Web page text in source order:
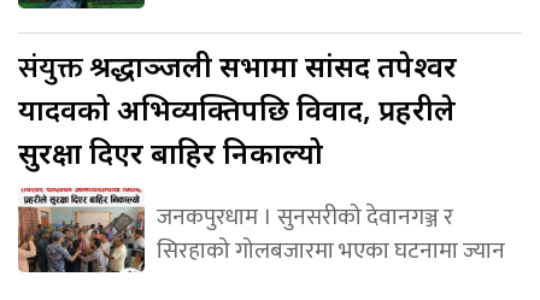
संयुक्तश्रद्धाञ्जली सभामा सांसद तपेश्वर
यादवको अभिव्यक्तिपछि विवाद, प्रहरीले
सुरक्षा दिएर बाहिर निकाल्यो
जनकपुरधाम । सुनसरीको देवानगञ्ज र
सिरहाको गोलबजारमा भएका घटनामा ज्यान